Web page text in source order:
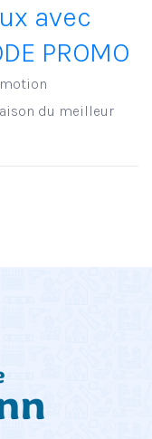
avec
PROMO
du meilleur